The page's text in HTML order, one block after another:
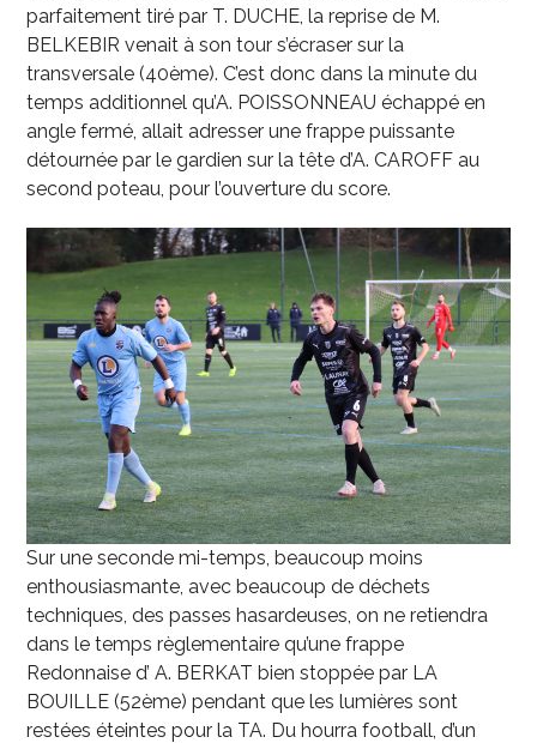
parfaitement tiré par T. DUCHE, la reprise de M.
BELKEBIR venait à son tour s’écraser sur la
transversale (40ème). C’est donc dans la minute du
temps additionnel qu’A. POISSONNEAU échappé en
angle fermé, allait adresser une frappe puissante
détournée par le gardien sur la tête d’A. CAROFF au
second poteau, pour l’ouverture du score.
Sur une seconde mi-temps, beaucoup moins
enthousiasmante, avec beaucoup de déchets
techniques, des passes hasardeuses, on ne retiendra
dans le temps règlementaire qu’une frappe
Redonnaise d’ A. BERKAT bien stoppée par LA
BOUILLE (52ème) pendant que les lumières sont
restées éteintes pour la TA. Du hourra football, d’un